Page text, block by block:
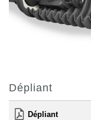
Dépliant
Dépliant